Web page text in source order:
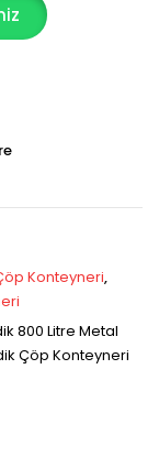
Konteyneri,
800 Litre Metal
Çöp Konteyneri